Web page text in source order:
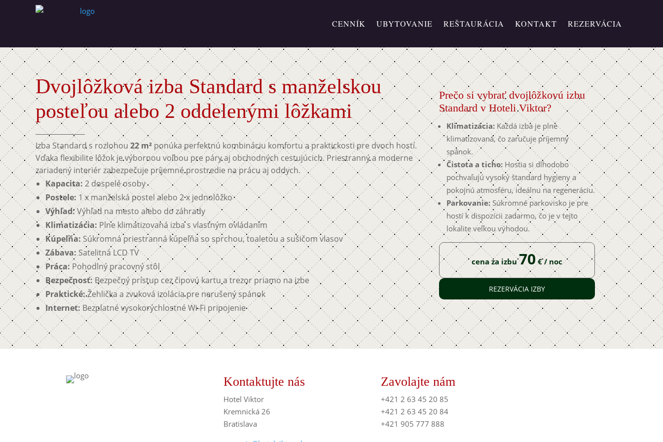
CENNÍK UBYTOVANIE REŠTAURÁCIA KONTAKT REZERVÁCIA
Dvojlôžková izba Standard s manželskou
posteľou alebo 2 oddelenými lôžkami
Izba Standard s rozlohou 22 m² ponúka perfektnú kombináciu komfortu a praktickosti pre dvoch hostí.
Vďaka flexibilite lôžok je výbornou voľbou pre páry aj obchodných cestujúcich. Priestranný a moderne
zariadený interiér zabezpečuje príjemné prostredie na prácu aj oddych.
Kapacita: 2 dospelé osoby
Postele: 1 x manželská postel alebo 2 x jednolôžko
Výhľad:Výhľad na mesto alebo do záhrady
Klimatizácia: Plne klimatizovaná izba s vlastným ovládaním
Kúpeľňa:Súkromná priestranná kúpeľňa so sprchou, toaletou a sušičom vlasov
Zábava:Satelitná LCD TV
Práca:Pohodlný pracovný stôl
Bezpečnosť:Bezpečný prístup cez čipovú kartu a trezor priamo na izbe
Praktické:Žehlička a zvuková izolácia pre nerušený spánok
Internet: Bezplatné vysokorýchlostné Wi-Fi pripojenie
Prečo si vybrať dvojlôžkovú izbu
Standard v Hoteli Viktor?
Klimatizácia: Každá izba je plne
klimatizovaná, čo zaručuje príjemný
spánok.
Čistota a ticho: Hostia si dlhodobo
pochvaľujú vysoký štandard hygieny a
pokojnú atmosféru, ideálnu na regeneráciu.
Parkovanie: Súkromné parkovisko je pre
hostí k dispozícii zadarmo, čo je v tejto
lokalite veľkou výhodou.
cena za izbu70€ / noc
REZERVÁCIA IZBY
Kontaktujte nás
Hotel Viktor
Kremnická 26
Bratislava
Zavolajte nám
+421 2 63 45 20 85
+421 2 63 45 20 84
+421 905 777 888